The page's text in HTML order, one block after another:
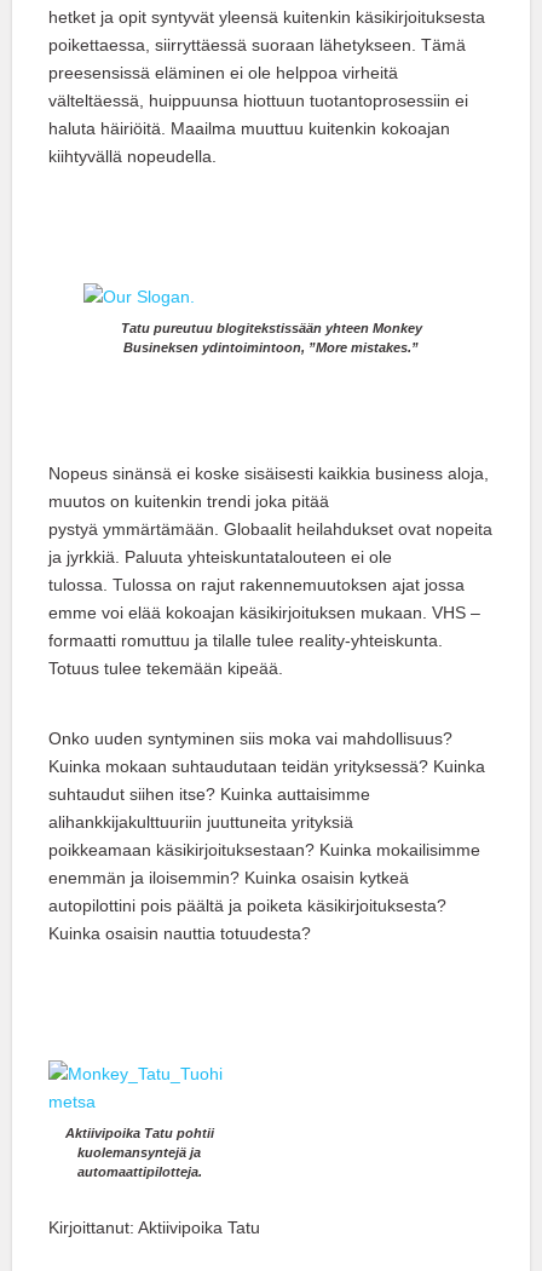
hetket ja opit syntyvät yleensä kuitenkin käsikirjoituksesta
poikettaessa, siirryttäessä suoraan lähetykseen. Tämä
preesensissä eläminen ei ole helppoa virheitä
välteltäessä, huippuunsa hiottuun tuotantoprosessiin ei
haluta häiriöitä. Maailma muuttuu kuitenkin kokoajan
kiihtyvällä nopeudella.
Tatu pureutuu blogitekstissään yhteen Monkey
Busineksen ydintoimintoon, ”More mistakes.”
Nopeus sinänsä ei koske sisäisesti kaikkia business aloja,
muutos on kuitenkin trendi joka pitää
pystyä ymmärtämään. Globaalit heilahdukset ovat nopeita
ja jyrkkiä. Paluuta yhteiskuntatalouteen ei ole
tulossa. Tulossa on rajut rakennemuutoksen ajat jossa
emme voi elää kokoajan käsikirjoituksen mukaan. VHS –
formaatti romuttuu ja tilalle tulee reality-yhteiskunta.
Totuus tulee tekemään kipeää.
Onko uuden syntyminen siis moka vai mahdollisuus?
Kuinka mokaan suhtaudutaan teidän yrityksessä? Kuinka
suhtaudut siihen itse? Kuinka auttaisimme
alihankkijakulttuuriin juuttuneita yrityksiä
poikkeamaan käsikirjoituksestaan? Kuinka mokailisimme
enemmän ja iloisemmin? Kuinka osaisin kytkeä
autopilottini pois päältä ja poiketa käsikirjoituksesta?
Kuinka osaisin nauttia totuudesta?
Aktiivipoika Tatu pohtii
kuolemansyntejä ja
automaattipilotteja.
Kirjoittanut: Aktiivipoika Tatu